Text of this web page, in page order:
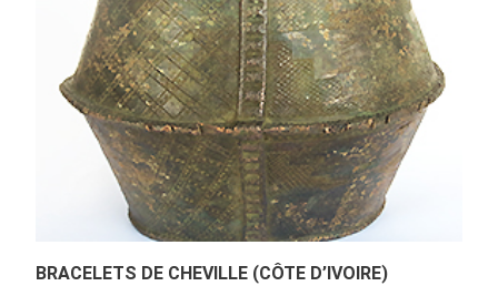
BRACELETS DE CHEVILLE (CÔTE D’IVOIRE)